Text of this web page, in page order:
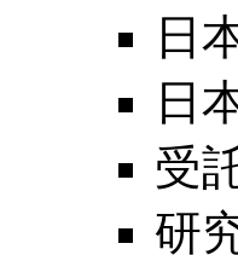
日
日
受
研